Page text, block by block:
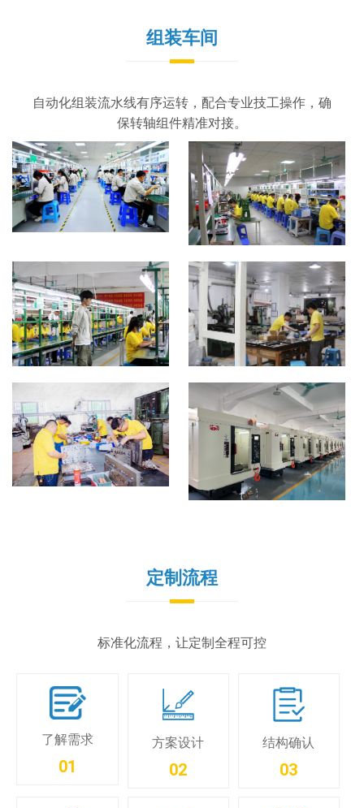
组装车间
自动化组装流水线有序运转，配合专业技工操作，确
保转轴组件精准对接。
定制流程
标准化流程，让定制全程可控
了解需求
01
方案设计
02
结构确认
03